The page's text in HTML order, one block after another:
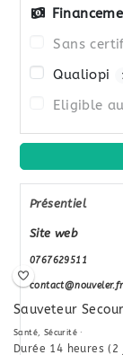
Sans
Qualiopi
Eligible
Présentiel
Site web
0767629511
contact@nouveler.fr
Sauveteur
Santé ,Sécurité ·
Durée 14 heures (2